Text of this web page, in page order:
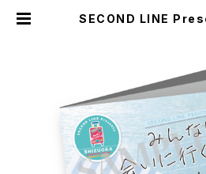
SECOND LINE